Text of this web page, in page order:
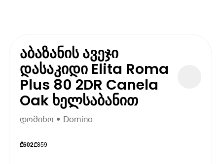
აბაზანის ავეჯი
დასაკიდი Elita Roma
Plus 80 2DR Canela
Oak ხელსაბანით
დომინო • Domino
₾602₾859